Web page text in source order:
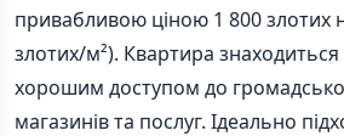
привабливою ціною 1 800 злотих
злотих/м²). Квартира знаходиться
хорошим доступом до
магазинів та послуг. Ідеально